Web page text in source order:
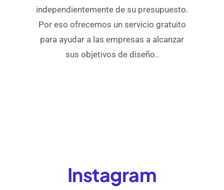
independientemente de su presupuesto.
Por eso ofrecemos un servicio gratuito
para ayudar a las empresas a alcanzar
sus objetivos de diseño..
Instagram